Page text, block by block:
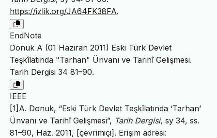
https://izlik.org/JA64FK38FA.
EndNote
Donuk A (01 Haziran 2011) Eski Türk Devlet
Teşkîlatında "Tarhan" Ünvanı ve Tarihî Gelişmesi.
Tarih Dergisi 34 81–90.
IEEE
[1]A. Donuk, “Eski Türk Devlet Teşkîlatında ‘Tarhan’
Ünvanı ve Tarihî Gelişmesi”, Tarih Dergisi, sy 34, ss.
81–90, Haz. 2011, [çevrimiçi]. Erişim adresi: